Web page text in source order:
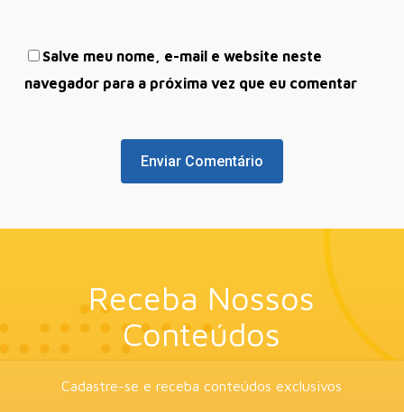
Salve meu nome, e-mail e website neste
navegador para a próxima vez que eu comentar
Receba Nossos
Conteúdos
Cadastre-se e receba conteúdos exclusivos